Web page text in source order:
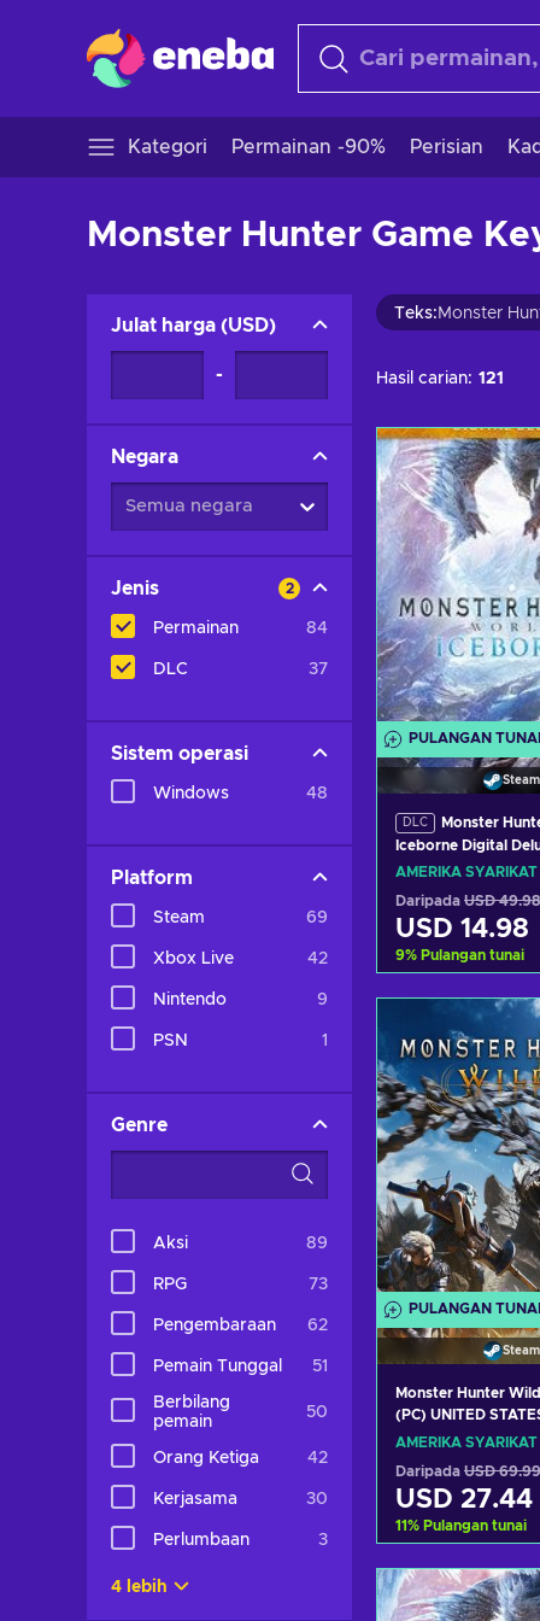
Kategori Permainan -90% Perisian
Monster Hunter Game
Julat harga (USD)
-
Negara
Semua negara
Jenis 2
Permainan 84
DLC 37
Sistem operasi
Windows 48
Platform
Steam 69
Xbox Live 42
Nintendo 9
PSN 1
Genre
Aksi 89
RPG 73
Pengembaraan 62
Pemain Tunggal 51
Berbilang
pemain
50
Orang Ketiga 42
Kerjasama 30
Perlumbaan 3
4 lebih
Teks: Monster
Hasil carian: 121
PULANGAN TUNAI
Steam
DLC
Monster
Iceborne Digital
Steam Key (PC)
AMERIKA SYARIKAT
Daripada USD 49.98
USD 14.98
9% Pulangan tunai
Tambah
Lihat
PULANGAN TUNAI
Steam
Monster Hunter
(PC) UNITED
AMERIKA SYARIKAT
Daripada USD 69.99
USD 27.44
11% Pulangan tunai
Tambah